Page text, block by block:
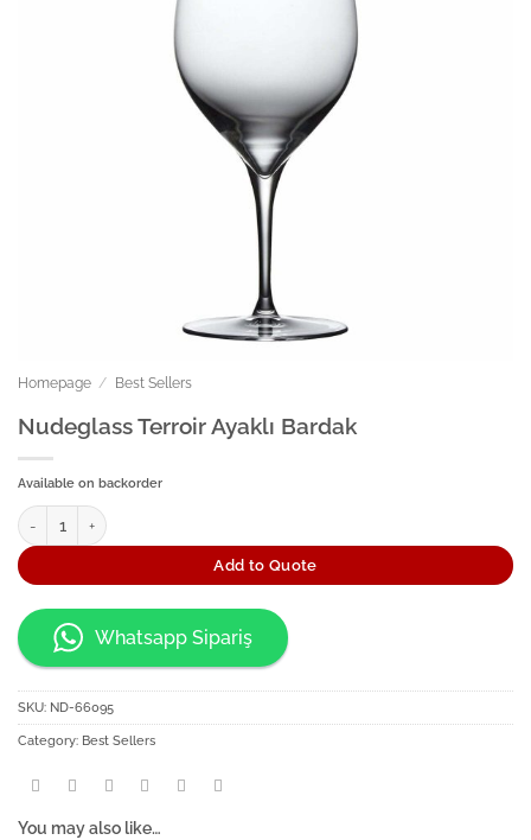
Homepage / Best Sellers
Nudeglass Terroir Ayaklı Bardak
Available on backorder
Nudeglass Terroir Ayaklı Bardak quantity
Add to Quote
Whatsapp Sipariş
SKU: ND-66095
Category: Best Sellers
You may also like…